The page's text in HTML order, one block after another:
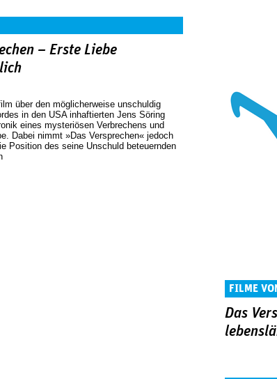
– Erste Liebe
über den möglicherweise unschuldig
in den USA inhaftierten Jens Söring
eines mysteriösen Verbrechens und
Dabei nimmt »Das Versprechen« jedoch
Position des seine Unschuld beteuernden
FILME
Das